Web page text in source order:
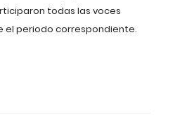
todas las voces
el periodo correspondiente.